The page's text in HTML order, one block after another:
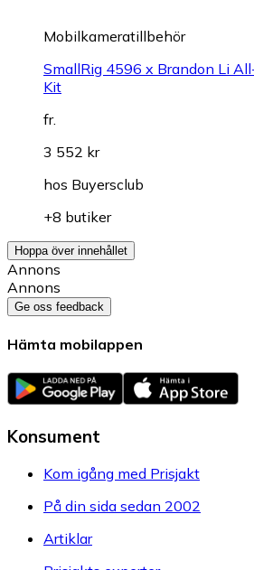
Mobilkameratillbehör
SmallRig 4596 x Brandon Li
Kit
fr.
3 552 kr
hos Buyersclub
+8 butiker
Hoppa över innehållet
Annons
Annons
Ge oss feedback
Hämta mobilappen
Konsument
Kom igång med Prisjakt
På din sida sedan 2002
Artiklar